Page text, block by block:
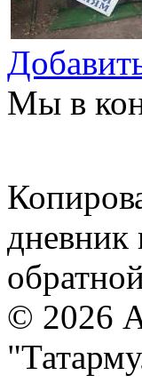
Мы в
© 2026